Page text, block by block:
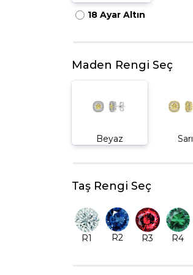
18 Ayar Altın
Maden Rengi Seç
Beyaz Sarı
Taş Rengi Seç
R1 R2 R3 R4